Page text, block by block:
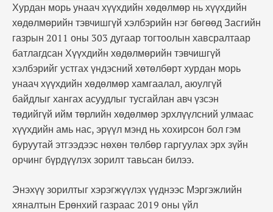
Хурдан морь унаач хүүхдийн хөдөлмөр нь хүүхдийн
хөдөлмөрийн тэвчишгүй хэлбэрийн нэг бөгөөд Засгийн
газрын 2011 оны 303 дугаар тогтоолын хавсралтаар
батлагдсан Хүүхдийн хөдөлмөрийн тэвчишгүй
хэлбэрийг устгах үндэсний хөтөлбөрт хурдан морь
унаач хүүхдийн хөдөлмөр хамгаалал, аюулгүй
байдлыг хангах асуудлыг тусгайлан авч үзсэн
төдийгүй ийм төрлийн хөдөлмөр эрхлүүлсний улмаас
хүүхдийн амь нас, эрүүл мэнд нь хохирсон бол гэм
буруутай этгээдээс нөхөн төлбөр гаргуулах эрх зүйн
орчинг бүрдүүлэх зорилт тавьсан билээ.
Энэхүү зорилтыг хэрэгжүүлэх үүднээс Мэргэжлийн
хяналтын Ерөнхий газраас 2019 оны үйл